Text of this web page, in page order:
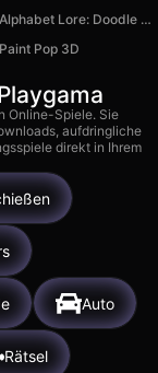
Alphabet Lore: Doodle Jump
Paint Pop 3D
Online-Spiele. Sie
aufdringliche
direkt in Ihrem
Auto
Rätsel